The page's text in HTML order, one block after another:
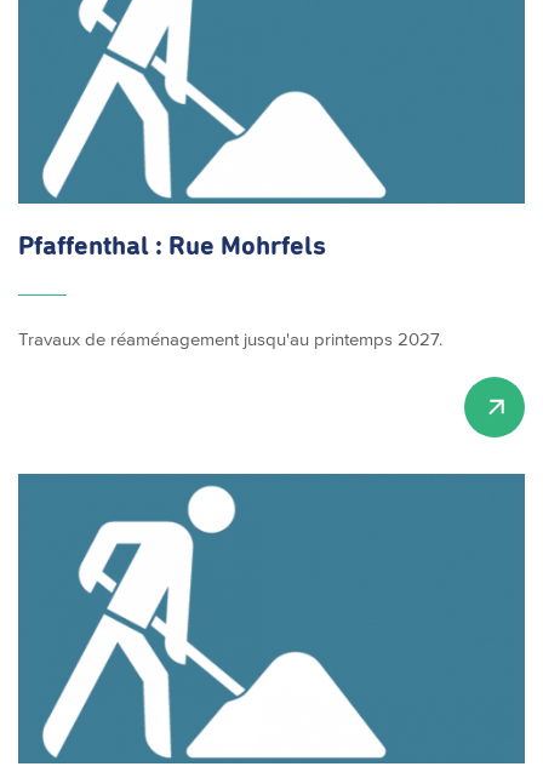
Pfaffenthal : Rue Mohrfels
Travaux de réaménagement jusqu'au printemps 2027.